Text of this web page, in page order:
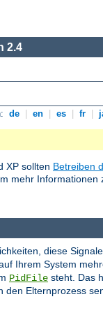
2.4
de en es fr
XP sollten Betreiben
mehr Informationen
diese
Ihrem System
PidFile steht. Das
den Elternprozess